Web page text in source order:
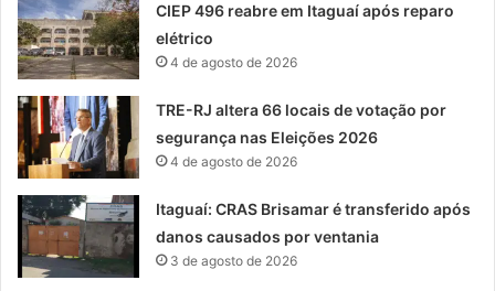
CIEP 496 reabre em Itaguaí após reparo
elétrico
4 de agosto de 2026
TRE-RJ altera 66 locais de votação por
segurança nas Eleições 2026
4 de agosto de 2026
Itaguaí: CRAS Brisamar é transferido após
danos causados por ventania
3 de agosto de 2026